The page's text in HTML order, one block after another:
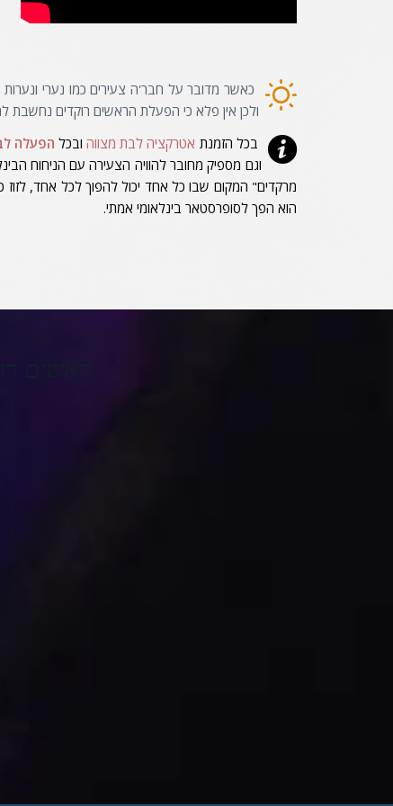
כאשר מדובר על חבר'ה צעירים כמו נערי
ולכן אין פלא כי הפעלת הראשים רוקדים נחשבת
בכל הזמנת אטרקציה לבת מצווהובכל הפעלה
וגם מספיק מחובר להוויה הצעירה עם הניחוח
מרקדים" המקום שבו כל אחד יכול להפוך לכל אחד, לזוז
הוא הפך לסופרסטאר בינלאומי אמתי.
ראשים